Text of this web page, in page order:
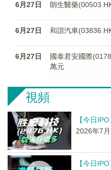
6月27日 朗生醫藥
6月27日 和諧汽車
6月27日
國泰君安國際
萬元
視頻
【今日
2026年7
【今日